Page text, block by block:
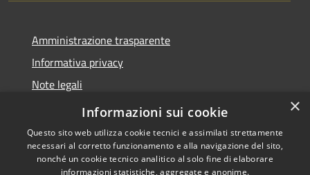
Amministrazione trasparente
Informativa privacy
Note legali
Dichiarazione di accessibilità
×
Informazioni sui cookie
Questo sito web utilizza cookie tecnici e assimilati strettamente
necessari al corretto funzionamento e alla navigazione del sito,
nonché un cookie tecnico analitico al solo fine di elaborare
informazioni statistiche, aggregate e anonime.